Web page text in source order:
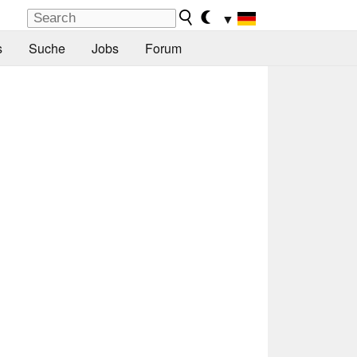
▼
Suche Jobs Forum